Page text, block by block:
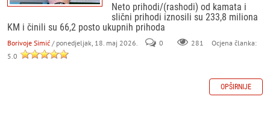
Neto prihodi/(rashodi) od kamata i
slični prihodi iznosili su 233,8 miliona
KM i činili su 66,2 posto ukupnih prihoda
Borivoje Simić / ponedjeljak, 18. maj 2026. 0 281
Ocjena članka:
5.0
OPŠIRNIJE